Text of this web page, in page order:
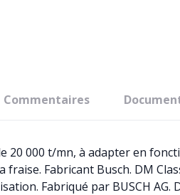
20 000 t/mn, à adapter en
Fabricant Busch. DM
Fabriqué par BUSCH AG.
Commentaires